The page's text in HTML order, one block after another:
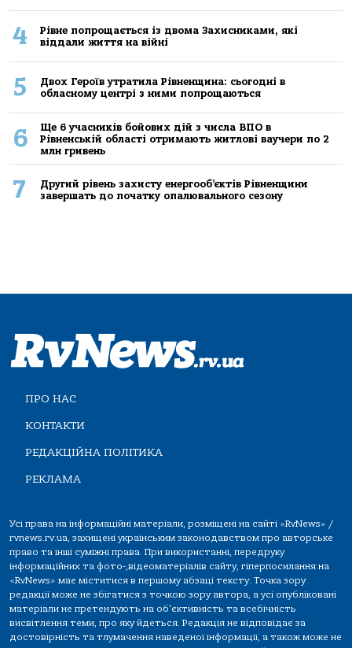
4
Рівне попрощається із двома Захисниками, які
віддали життя на війні
5
Двох Героїв утратила Рівненщина: сьогодні в
обласному центрі з ними попрощаються
6
Ще 6 учасників бойових дій з числа ВПО в
Рівненській області отримають житлові ваучери по 2
млн гривень
7
Другий рівень захисту енергооб’єктів Рівненщини
завершать до початку опалювального сезону
ПРО НАС
КОНТАКТИ
РЕДАКЦІЙНА ПОЛІТИКА
РЕКЛАМА
Усі права на інформаційні матеріали, розміщені на сайті «RvNews» /
rvnews.rv.ua, захищені українським законодавством про авторське
право та інші суміжні права. При використанні, передруку
інформаційних та фото-,відеоматеріалів сайту, гіперпосилання на
«RvNews» має міститися в першому абзаці тексту. Точка зору
редакції може не збігатися з точкою зору автора, а усі опубліковані
матеріали не претендують на об'єктивність та всебічність
висвітлення теми, про яку йдеться. Редакція не відповідає за
достовірність та тлумачення наведеної інформації, а також може не